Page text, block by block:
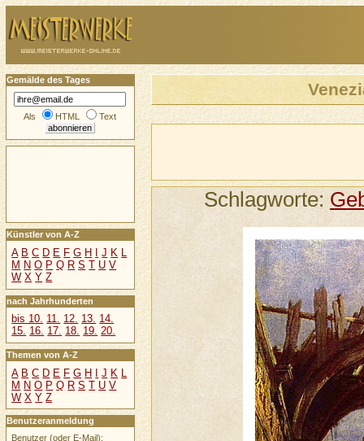
Schlagworte:
Gemälde des Tages
Als HTML Text
Künstler von A-Z
A B C D E F G H J K L
M N O P Q R S T U V
W X Y Z
nach Jahrhunderten
bis 10. 11. 12. 13. 14.
15. 16. 17. 18. 19. 20.
Themen von A-Z
A B C D E F G H I J K L
M N O P Q R S T U V
W X Y Z
Benutzeranmeldung
Benutzer (oder E-Mail):